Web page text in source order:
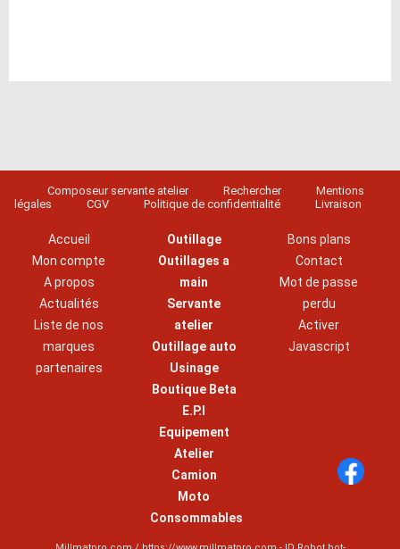
Composeur servante atelier Rechercher
Mentions
légales
CGV Politique de confidentialité Livraison
Accueil
Mon compte
A propos
Actualités
Liste de nos
marques
partenaires
Outillage
Outillages a
main
Servante
atelier
Outillage auto
Usinage
Boutique Beta
E.P.I
Equipement
Atelier
Camion
Moto
Consommables
Bons plans
Contact
Mot de passe
perdu
Activer
Javascript